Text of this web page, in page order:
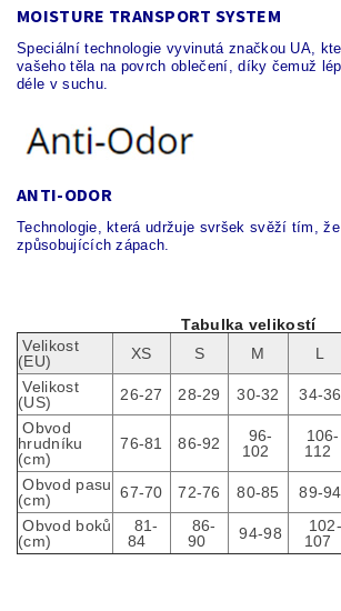
MOISTURE TRANSPORT SYSTEM
Speciální technologie vyvinutá značkou UA,
vašeho těla na povrch oblečení, díky čemuž
déle v suchu.
ANTI-ODOR
Technologie, která udržuje svršek svěží tím,
způsobujících zápach.
Tabulka velikostí
Velikost
(EU)
XS S M L
Velikost
(US)
26-27 28-29 30-32 34-36
Obvod
hrudníku
(cm)
76-81 86-92
96-
102
106-
112
Obvod pasu
(cm)
67-70 72-76 80-85 89-94
Obvod boků
(cm)
81-
84
86-
90
94-98
102-
107